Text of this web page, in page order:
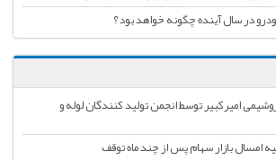
در سال آینده چگونه خواهد بود؟
امیرکبیر توسط انجمن تولید کنندگان لوله و
امسال بازار سهام پس از چند ماه توقف